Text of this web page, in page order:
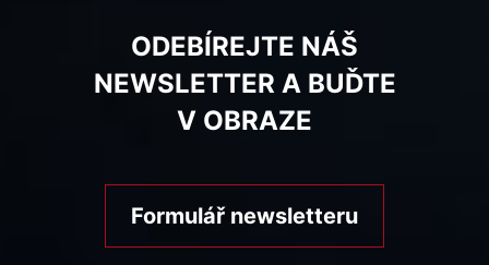
ODEBÍREJTE NÁŠ
NEWSLETTER A BUĎTE
V OBRAZE
Formulář newsletteru